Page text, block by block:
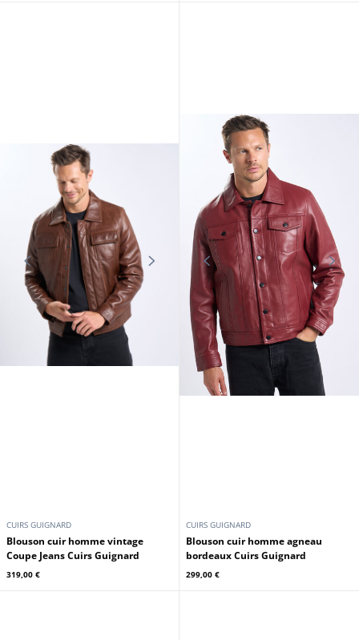
CUIRS GUIGNARD
Blouson cuir homme vintage
Coupe Jeans Cuirs Guignard
319,00 €
CUIRS GUIGNARD
Blouson cuir homme agneau
bordeaux Cuirs Guignard
299,00 €